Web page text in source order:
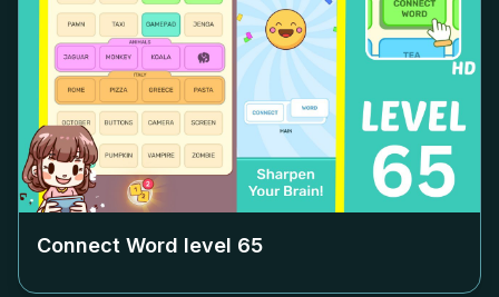
Connect Word level 65